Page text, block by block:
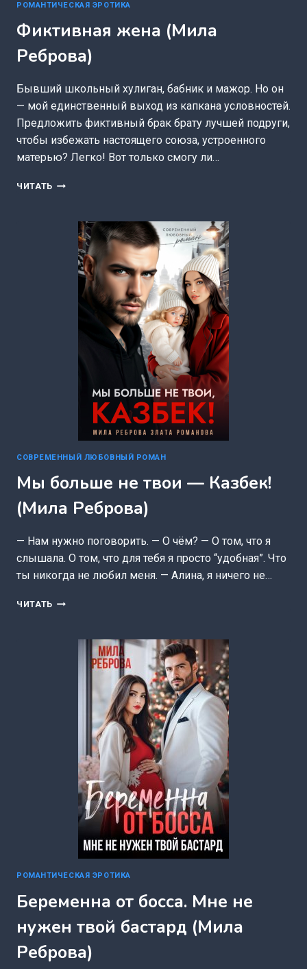
РОМАНТИЧЕСКАЯ ЭРОТИКА
Фиктивная жена (Мила
Реброва)
Бывший школьный хулиган, бабник и мажор. Но он
— мой единственный выход из капкана условностей.
Предложить фиктивный брак брату лучшей подруги,
чтобы избежать настоящего союза, устроенного
матерью? Легко! Вот только смогу ли…
ЧИТАТЬ ФИКТИВНАЯ
РЕБРОВА)
СОВРЕМЕННЫЙ ЛЮБОВНЫЙ РОМАН
Мы больше не твои — Казбек!
(Мила Реброва)
— Нам нужно поговорить. — О чём? — О том, что я
слышала. О том, что для тебя я просто “удобная”. Что
ты никогда не любил меня. — Алина, я ничего не…
ЧИТАТЬ МЫ
ТВОИ
КАЗБЕК!
РОМАНТИЧЕСКАЯ ЭРОТИКА
Беременна от босса. Мне не
нужен твой бастард (Мила
Реброва)